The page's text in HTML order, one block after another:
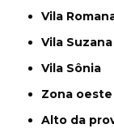
Vila
Vila Suzana
Vila Sônia
Zona oeste
alto da